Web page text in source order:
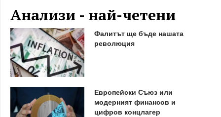
Анализи - най-четени
Фалитът ще бъде нашата
революция
Европейски Съюз или
модерният финансов и
цифров концлагер